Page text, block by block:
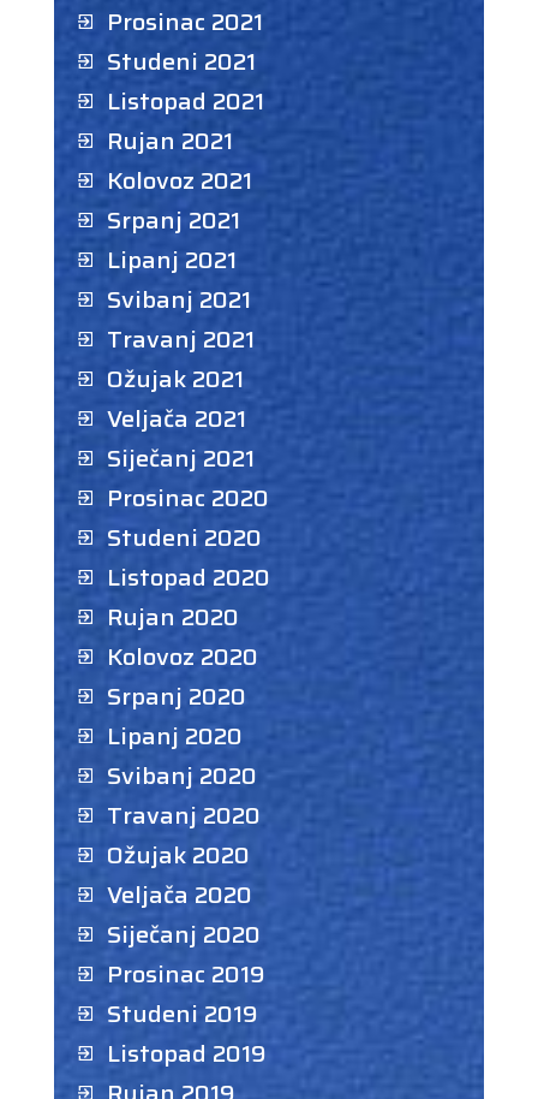
Prosinac 2021
Studeni 2021
Listopad 2021
Rujan 2021
Kolovoz 2021
Srpanj 2021
Lipanj 2021
Svibanj 2021
Travanj 2021
Ožujak 2021
Veljača 2021
Siječanj 2021
Prosinac 2020
Studeni 2020
Listopad 2020
Rujan 2020
Kolovoz 2020
Srpanj 2020
Lipanj 2020
Svibanj 2020
Travanj 2020
Ožujak 2020
Veljača 2020
Siječanj 2020
Prosinac 2019
Studeni 2019
Listopad 2019